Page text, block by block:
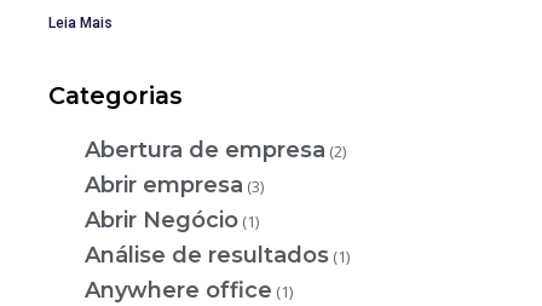
Leia Mais
Categorias
Abertura de empresa (2)
Abrir empresa (3)
Abrir Negócio (1)
Análise de resultados (1)
Anywhere office (1)